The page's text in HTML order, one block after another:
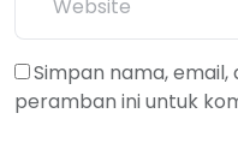
Simpan nama,
peramban ini untuk